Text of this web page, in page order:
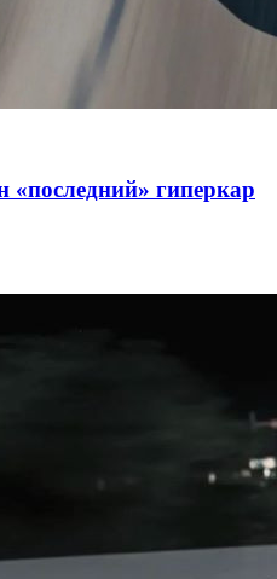
«последний» гиперкар